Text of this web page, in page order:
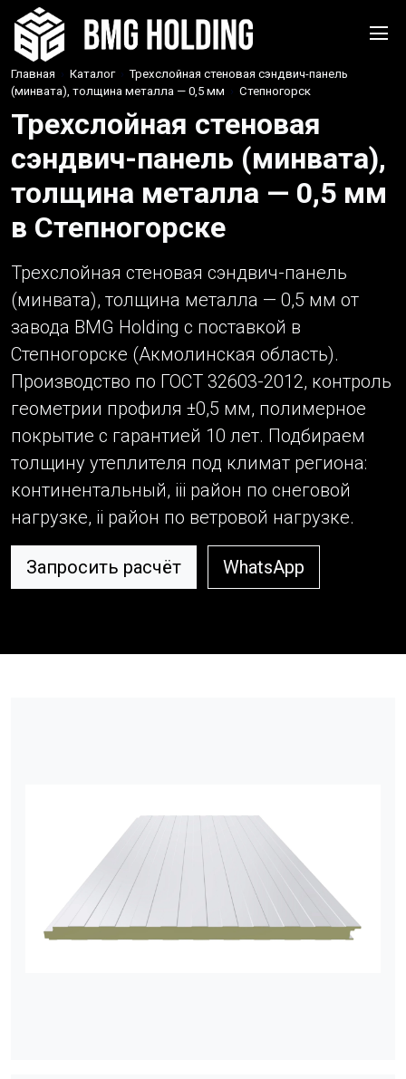
Главная › Каталог › Трехслойная стеновая сэндвич-панель
(минвата), толщина металла — 0,5 мм › Степногорск
Трехслойная стеновая
сэндвич-панель (минвата),
толщина металла — 0,5 мм
в Степногорске
Трехслойная стеновая сэндвич-панель
(минвата), толщина металла — 0,5 мм от
завода BMG Holding с поставкой в
Степногорске (Акмолинская область).
Производство по ГОСТ 32603-2012, контроль
геометрии профиля ±0,5 мм, полимерное
покрытие с гарантией 10 лет. Подбираем
толщину утеплителя под климат региона:
континентальный, iii район по снеговой
нагрузке, ii район по ветровой нагрузке.
Запросить расчёт WhatsApp